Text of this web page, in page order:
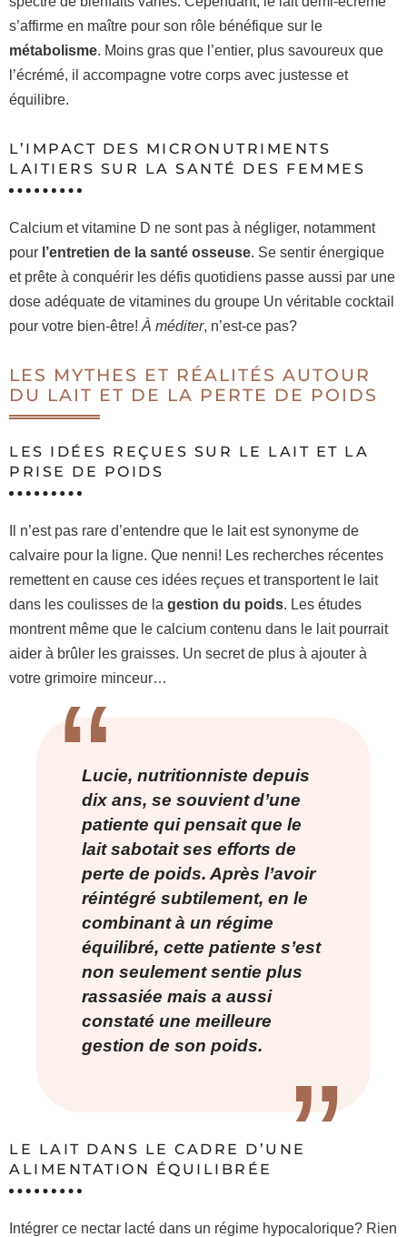
s’affirme en maître pour son rôle bénéfique sur le
métabolisme. Moins gras que l’entier, plus savoureux que
l’écrémé, il accompagne votre corps avec justesse et
équilibre.
L’IMPACT DES MICRONUTRIMENTS
LAITIERS SUR LA SANTÉ DES FEMMES
Calcium et vitamine D ne sont pas à négliger, notamment
pour l’entretien de la santé osseuse. Se sentir énergique
et prête à conquérir les défis quotidiens passe aussi par une
dose adéquate de vitamines du groupe Un véritable cocktail
pour votre bien-être! À méditer, n’est-ce pas?
LES MYTHES ET RÉALITÉS AUTOUR
DU LAIT ET DE LA PERTE DE POIDS
LES IDÉES REÇUES SUR LE LAIT ET LA
PRISE DE POIDS
Il n’est pas rare d’entendre que le lait est synonyme de
calvaire pour la ligne. Que nenni! Les recherches récentes
remettent en cause ces idées reçues et transportent le lait
dans les coulisses de la gestion du poids. Les études
montrent même que le calcium contenu dans le lait pourrait
aider à brûler les graisses. Un secret de plus à ajouter à
votre grimoire minceur…
Lucie, nutritionniste depuis
dix ans, se souvient d’une
patiente qui pensait que le
lait sabotait ses efforts de
perte de poids. Après l’avoir
réintégré subtilement, en le
combinant à un régime
équilibré, cette patiente s’est
non seulement sentie plus
rassasiée mais a aussi
constaté une meilleure
gestion de son poids.
LE LAIT DANS LE CADRE D’UNE
ALIMENTATION ÉQUILIBRÉE
Intégrer ce nectar lacté dans un régime hypocalorique? Rien